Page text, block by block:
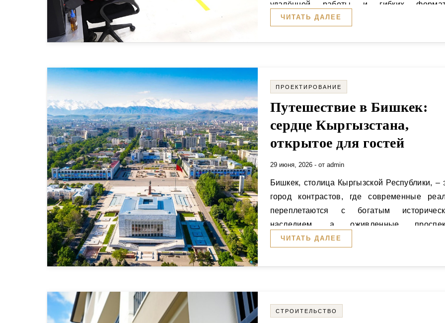
удалённой работы и гибких
занятости традиционные методы контроля…
ЧИТАТЬ ДАЛЕЕ
ПРОЕКТИРОВАНИЕ
Путешествие в Бишкек:
сердце Кыргызстана,
открытое для гостей
29 июня, 2026 - от admin
Бишкек, столица Кыргызской Республики, – это
город контрастов, где современные
переплетаются с богатым
наследием, а оживленные
уступают…
ЧИТАТЬ ДАЛЕЕ
СТРОИТЕЛЬСТВО